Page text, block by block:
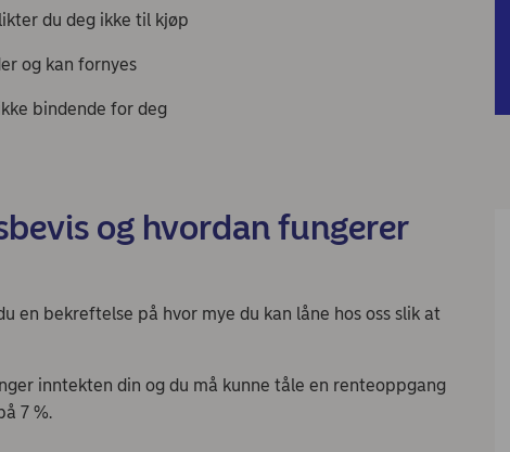
du deg ikke til kjøp
og kan fornyes
bindende for deg
og hvordan fungerer
en bekreftelse på hvor mye du kan låne hos oss slik at
inntekten din og du må kunne tåle en renteoppgang
7 %.